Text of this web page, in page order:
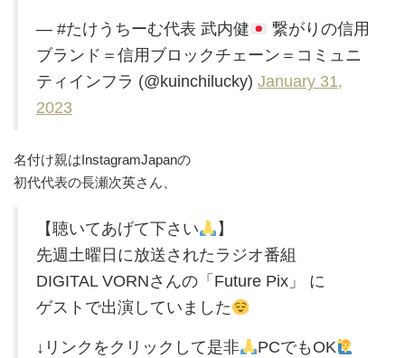
— #たけうちーむ代表 武内健
繋がりの信用
ブランド＝信用ブロックチェーン＝コミュニ
ティインフラ (@kuinchilucky) January 31,
2023
名付け親はInstagramJapanの
初代代表の長瀬次英さん、
【聴いてあげて下さい
】
先週土曜日に放送されたラジオ番組
DIGITAL VORNさんの「Future Pix」 に
ゲストで出演していました
↓リンクをクリックして是非
PCでもOK